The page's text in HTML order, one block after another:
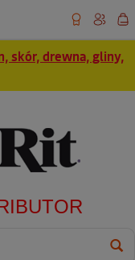
skór, drewna, gliny,